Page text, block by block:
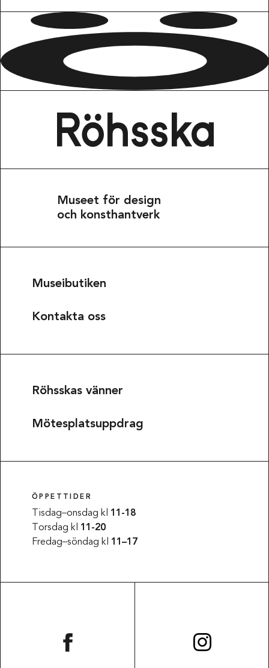
Museet för design
och konsthantverk
Museibutiken
Kontakta oss
Röhsskas vänner
Mötesplatsuppdrag
ÖPPETTIDER
Tisdag–onsdag kl 11-18
Torsdag kl 11-20
Fredag–söndag kl 11–17